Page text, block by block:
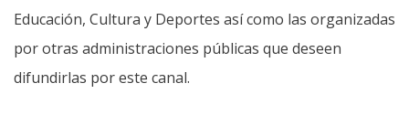
Educación, Cultura y Deportes así como las organizadas
por otras administraciones públicas que deseen
difundirlas por este canal.